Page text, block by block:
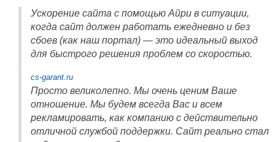
Ускорение сайта с помощью Айри в ситуации,
когда сайт должен работать ежедневно и без
сбоев (как наш портал) — это идеальный выход
для быстрого решения проблем со скоростью.
cs-garant.ru
Просто великолепно. Мы очень ценим Ваше
отношение. Мы будем всегда Вас и всем
рекламировать, как компанию с действительно
отличной службой поддержки. Сайт реально стал